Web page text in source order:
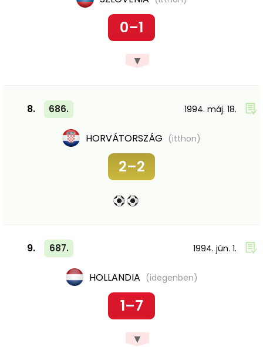
0–1
▼
8. 686. 1994. máj. 18.
HORVÁTORSZÁG (itthon)
2–2
9. 687. 1994. jún. 1.
HOLLANDIA (idegenben)
1–7
▼